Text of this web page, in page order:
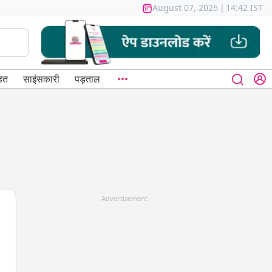
August 07, 2026 | 14:42 IST
साइंसकारी पड़ताल
Advertisement